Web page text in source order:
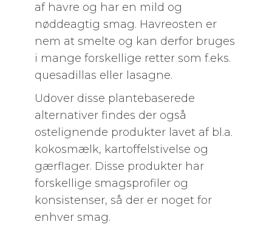
af havre og har en mild og
nøddeagtig smag. Havreosten er
nem at smelte og kan derfor bruges
i mange forskellige retter som f.eks.
quesadillas eller lasagne.
Udover disse plantebaserede
alternativer findes der også
ostelignende produkter lavet af bl.a.
kokosmælk, kartoffelstivelse og
gærflager. Disse produkter har
forskellige smagsprofiler og
konsistenser, så der er noget for
enhver smag.